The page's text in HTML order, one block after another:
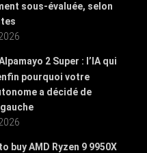
sous-évaluée, selon
2 Super : l’IA qui
pourquoi votre
a décidé de
buy AMD Ryzen 9 9950X